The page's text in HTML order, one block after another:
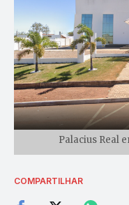
Palacius Real
COMPARTILHAR